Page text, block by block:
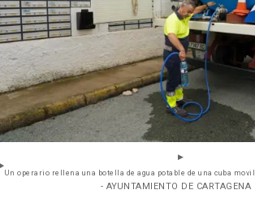
Un operario rellena una botella de agua potable de una cuba
- AYUNTAMIENTO DE CARTAGENA